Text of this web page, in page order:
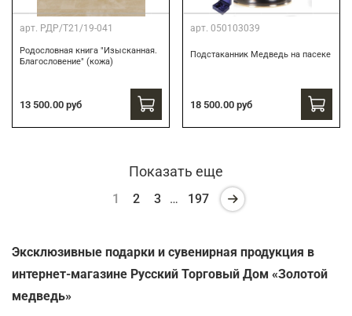
арт. РДР/Т21/19-041
Родословная книга "Изысканная.
Благословение" (кожа)
13 500.00 руб
арт. 050103039
Подстаканник Медведь на пасеке
18 500.00 руб
Показать еще
1 2 3 … 197
Эксклюзивные подарки и сувенирная продукция в
интернет-магазине Русский Торговый Дом «Золотой
медведь»